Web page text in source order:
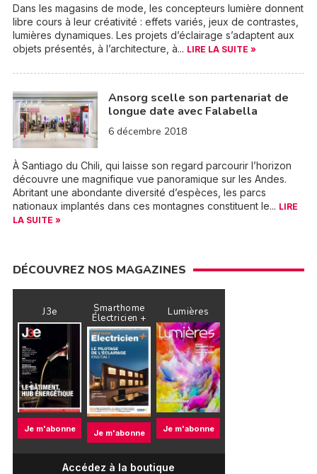
Dans les magasins de mode, les concepteurs lumière donnent
libre cours à leur créativité : effets variés, jeux de contrastes,
lumières dynamiques. Les projets d’éclairage s’adaptent aux
objets présentés, à l’architecture, à... LIRE LA SUITE »
Ansorg scelle son partenariat de
longue date avec Falabella
6 décembre 2018
À Santiago du Chili, qui laisse son regard parcourir l’horizon
découvre une magnifique vue panoramique sur les Andes.
Abritant une abondante diversité d’espèces, les parcs
nationaux implantés dans ces montagnes constituent le... LIRE
LA SUITE »
DÉCOUVREZ NOS MAGAZINES
J3e
Je m'abonne
Smarthome
Électricien +
Je m'abonne
Lumières
Je m'abonne
Accédez à la boutique